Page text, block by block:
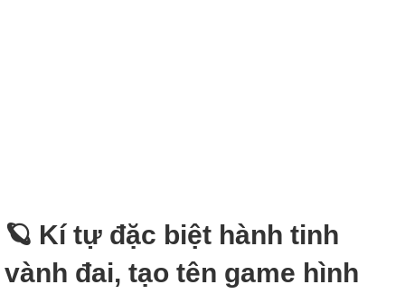
🪐 Kí tự đặc biệt hành tinh
vành đai, tạo tên game hình